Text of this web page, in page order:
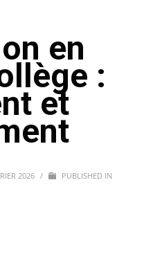
en
:
et
2026 /
PUBLISHED IN